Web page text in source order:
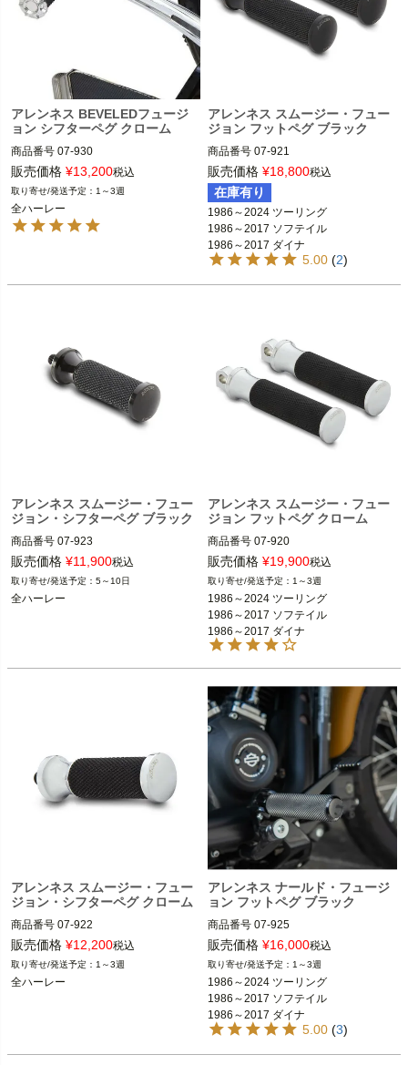
アレンネス BEVELEDフュージ
ョン シフターペグ クローム
商品番号 07-930
D型番：1603-0207
全ハーレー
ARLEN NESS（アレンネス）
販売価格 ¥13,200税込
1～3週
全ハーレー
アレンネス スムージー・フュー
ジョン フットペグ ブラック
商品番号 07-921
D型番：1620-0896
1986～2024 ツーリング FLHX、FLH
T、FLTR、FLHR ※フットペグ装着車
1986～2017 ソフテイル
1986～2017 ダイナ
1986～2021 スポーツスター
販売価格 ¥18,800税込
在庫有り
1986～2024 ツーリング
1986～2017 ソフテイル
1986～2017 ダイナ
1986～2021 スポーツスター
5.00 (2)
アレンネス スムージー・フュー
ジョン・シフターペグ ブラック
商品番号 07-923
D型番：1603-0174
全ハーレー
販売価格 ¥11,900税込
5～10日
全ハーレー
アレンネス スムージー・フュー
ジョン フットペグ クローム
商品番号 07-920
D型番：1620-0895
1986～2024 ツーリング FLHX、FLH
T、FLTR、FLHR
※フットペグ装着車
1986～2017 ソフテイル
1986～2017 ダイナ
1986～2021 スポーツスター
ARLEN NESS（アレンネス）
販売価格 ¥19,900税込
1～3週
1986～2024 ツーリング
1986～2017 ソフテイル
1986～2017 ダイナ
1986～2021 スポーツスター
アレンネス スムージー・フュー
ジョン・シフターペグ クローム
商品番号 07-922
D型番：1603-0173
全ハーレー
販売価格 ¥12,200税込
1～3週
全ハーレー
アレンネス ナールド・フュージ
ョン フットペグ ブラック
商品番号 07-925
D型番：1620-0898
1986～2024 ツーリング FLHX、FLH
T、FLTR、FLHR
※フットペグ装着車
1986～2017 ソフテイル
1986～2017 ダイナ
1986～2021 スポーツスター
販売価格 ¥16,000税込
1～3週
1986～2024 ツーリング
1986～2017 ソフテイル
1986～2017 ダイナ
1986～2021 スポーツスター
5.00 (3)